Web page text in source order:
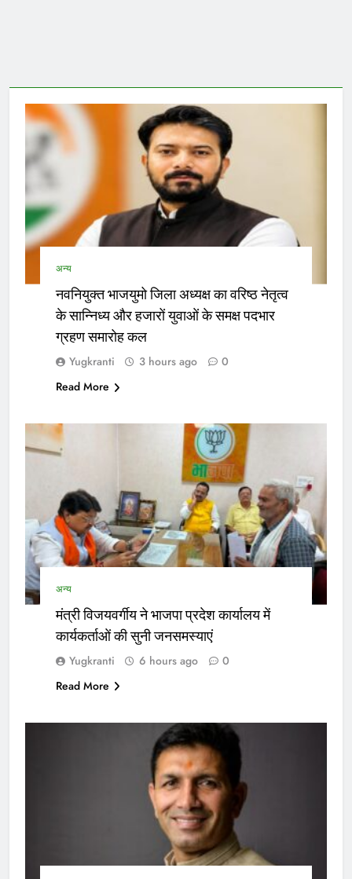
अन्य
नवनियुक्त भाजयुमो जिला अध्यक्ष का वरिष्ठ नेतृत्व
के सान्निध्य और हजारों युवाओं के समक्ष पदभार
ग्रहण समारोह कल
Yugkranti 3 hours ago
0
Read More
अन्य
मंत्री विजयवर्गीय ने भाजपा प्रदेश कार्यालय में
कार्यकर्ताओं की सुनी जनसमस्याएं
Yugkranti 6 hours ago
0
Read More